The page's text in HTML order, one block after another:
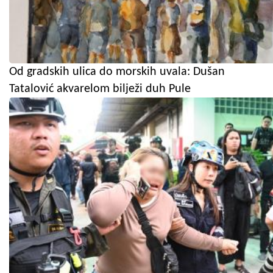
Od gradskih ulica do morskih uvala: Dušan
Tatalović akvarelom bilježi duh Pule